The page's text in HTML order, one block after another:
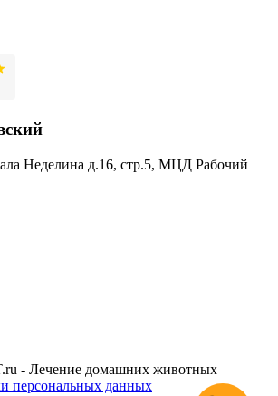
Неделина д.16, стр.5, МЦД Рабочий
- Лечение домашних животных
персональных данных